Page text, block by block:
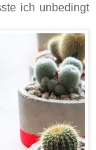
ich unbedingt